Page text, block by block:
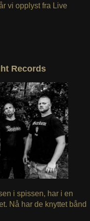
vi opplyst fra Live
Records
i spissen, har i en
Nå har de knyttet bånd